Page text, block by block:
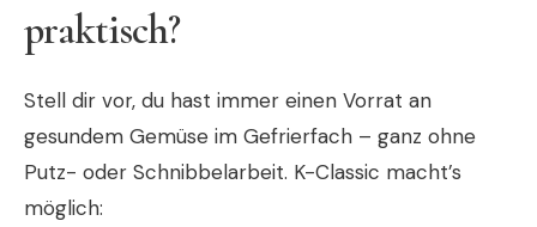
praktisch?
Stell dir vor, du hast immer einen Vorrat an
gesundem Gemüse im Gefrierfach – ganz ohne
Putz- oder Schnibbelarbeit. K-Classic macht’s
möglich: